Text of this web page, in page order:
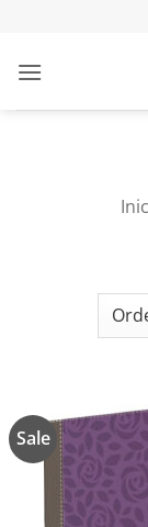
content
Sale